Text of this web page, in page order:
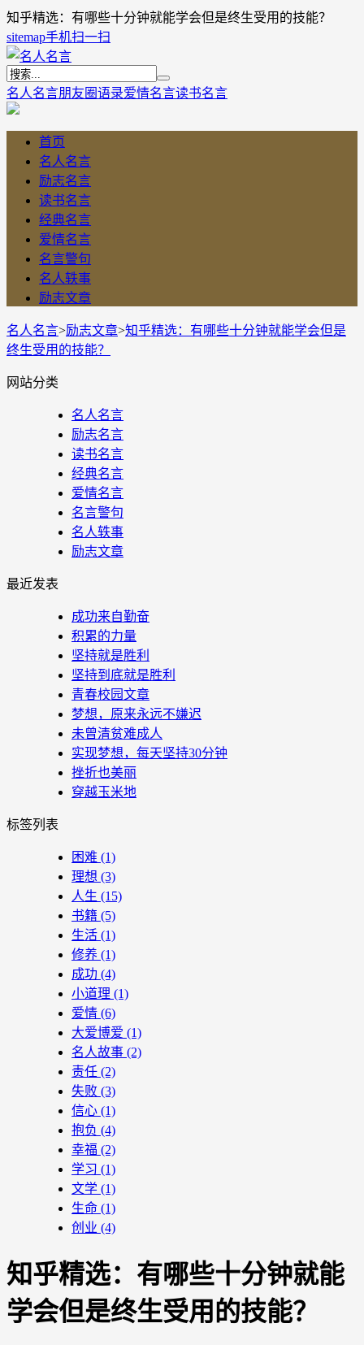
知乎精选：有哪些十分钟就能学会但是终生受用的技能？
sitemap手机扫一扫
名人名言朋友圈语录爱情名言读书名言
首页
名人名言
励志名言
读书名言
经典名言
爱情名言
名言警句
名人轶事
励志文章
名人名言>励志文章>知乎精选：有哪些十分钟就能学会但是
终生受用的技能？
网站分类
名人名言
励志名言
读书名言
经典名言
爱情名言
名言警句
名人轶事
励志文章
最近发表
成功来自勤奋
积累的力量
坚持就是胜利
坚持到底就是胜利
青春校园文章
梦想，原来永远不嫌迟
未曾清贫难成人
实现梦想，每天坚持30分钟
挫折也美丽
穿越玉米地
标签列表
困难 (1)
理想 (3)
人生 (15)
书籍 (5)
生活 (1)
修养 (1)
成功 (4)
小道理 (1)
爱情 (6)
大爱博爱 (1)
名人故事 (2)
责任 (2)
失败 (3)
信心 (1)
抱负 (4)
幸福 (2)
学习 (1)
文学 (1)
生命 (1)
创业 (4)
知乎精选：有哪些十分钟就能
学会但是终生受用的技能？